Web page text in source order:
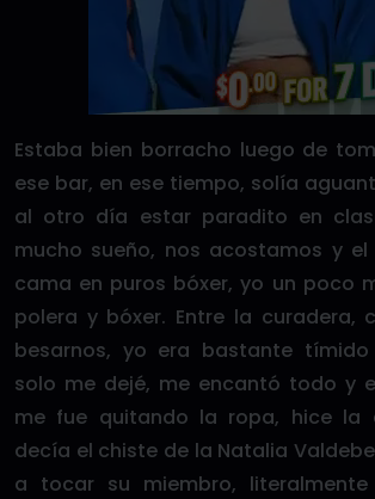
Estaba bien borracho luego de
ese bar, en ese tiempo, solía
al otro día estar paradito en
mucho sueño, nos acostamos y
cama en puros bóxer, yo un poco
polera y bóxer. Entre la curadera,
besarnos, yo era bastante
solo me dejé, me encantó todo y
me fue quitando la ropa, hice la
decía el chiste de la Natalia
a tocar su miembro,